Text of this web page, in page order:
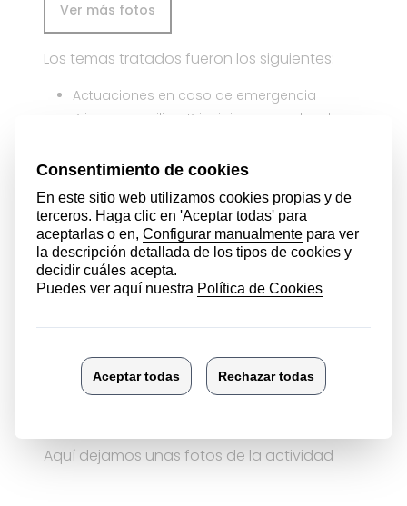
Ver más fotos
Los temas tratados fueron los siguientes:
Actuaciones en caso de emergencia
Primeros auxilios. Principios generales de
Masaje cardiaco
Actuación frente a otras emergencias:
Hemorragias externas, internas,
exteriorizadas.
Quemaduras, fracturas, luxaciones y
esguinces
Heridas
También realizaron prácticas del masaje
cardiaco y cómo actuar en caso de
Aquí dejamos unas fotos de la actividad